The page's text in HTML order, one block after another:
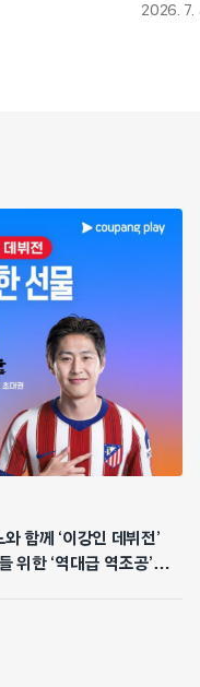
2026. 7.
함께 ‘이강인 데뷔전’
위한 ‘역대급 역조공’